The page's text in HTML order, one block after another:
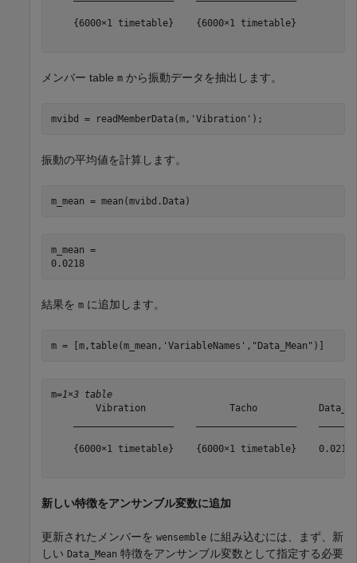
    {6000×1 timetable}    {6000×1 timetable}
メンバー table m から振動データを抽出します。
mvibd = readMemberData(m, 'Vibration' );
振動の平均値を計算します。
m_mean = mean(mvibd.Data)
m_mean =
0.0218
結果を m に追加します。
m = [m,table(m_mean, 'VariableNames' , "Data_Mean" )]
m=1×3 table
Vibration               Tacho
{6000×1 timetable}    {6000×1 timetable}
新しい特徴をアンサンブル変数に追加
更新されたメンバーを wensemble に組み込むには、まず、新
しい Data_Mean 特徴をアンサンブル変数として指定する必要